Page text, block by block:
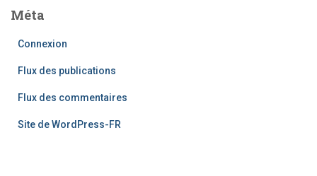
Méta
Connexion
Flux des publications
Flux des commentaires
Site de WordPress-FR